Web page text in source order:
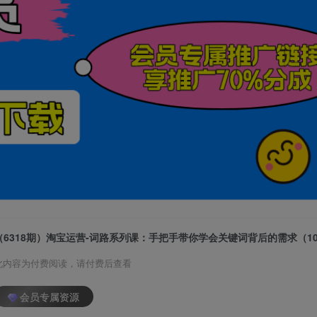
6318期）淘宝运营-词路系列课：手把手带你学会关键词背后的需求（
内容为付费阅读，请付费后查看
会员专属资源